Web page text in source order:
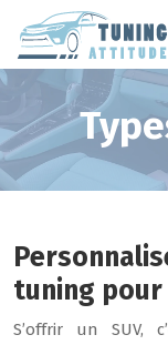
tuning
S’offrir un SUV,